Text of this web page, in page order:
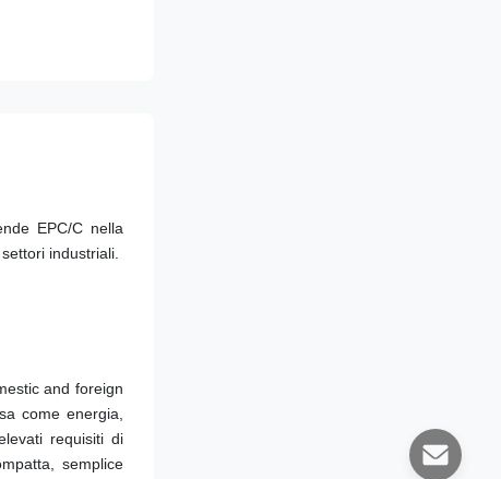
EPC/C nella
industriali.
and foreign
come energia,
requisiti di
semplice